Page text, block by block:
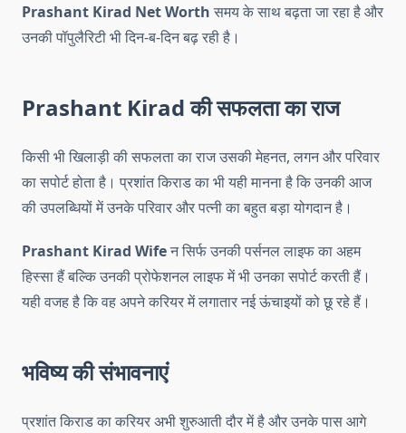
Prashant Kirad Net Worth समय के साथ बढ़ता जा रहा है और
उनकी पॉपुलैरिटी भी दिन-ब-दिन बढ़ रही है।
Prashant Kirad की सफलता का राज
किसी भी खिलाड़ी की सफलता का राज उसकी मेहनत, लगन और परिवार
का सपोर्ट होता है। प्रशांत किराड का भी यही मानना है कि उनकी आज
की उपलब्धियों में उनके परिवार और पत्नी का बहुत बड़ा योगदान है।
Prashant Kirad Wifeन सिर्फ उनकी पर्सनल लाइफ का अहम
हिस्सा हैं बल्कि उनकी प्रोफेशनल लाइफ में भी उनका सपोर्ट करती हैं।
यही वजह है कि वह अपने करियर में लगातार नई ऊंचाइयों को छू रहे हैं।
भविष्य की संभावनाएं
प्रशांत किराड का करियर अभी शुरुआती दौर में है और उनके पास आगे